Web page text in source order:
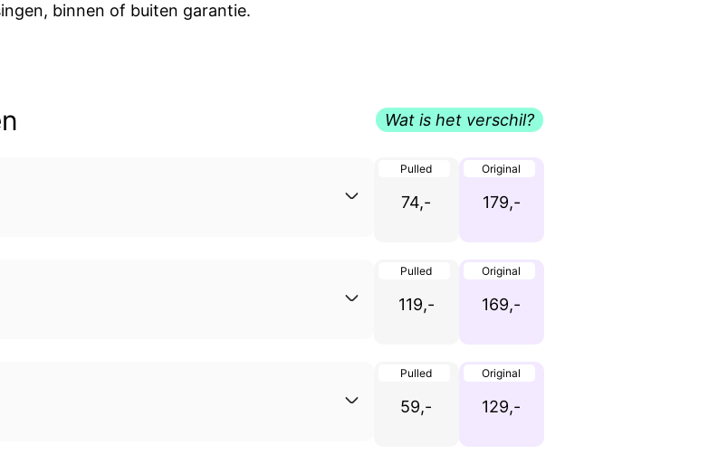
binnen of buiten garantie.
Wat is het verschil?
Pulled
74,-
Original
179,-
Pulled
119,-
Original
169,-
Pulled
59,-
Original
129,-